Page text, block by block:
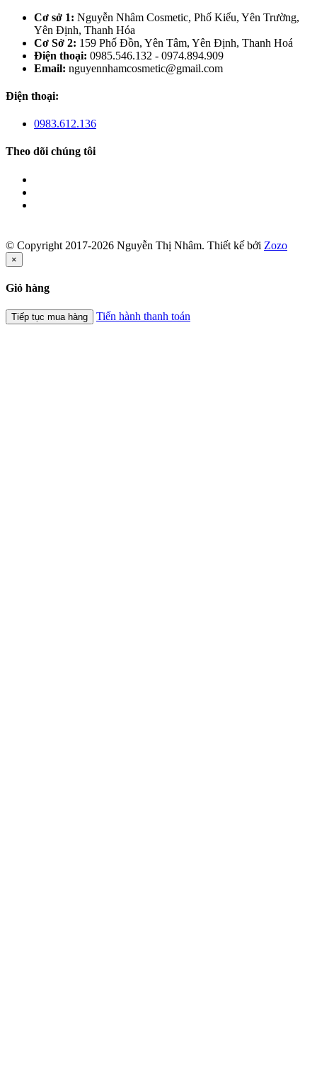
Cơ sở 1: Nguyễn Nhâm Cosmetic, Phố Kiểu, Yên Trường,
Yên Định, Thanh Hóa
Cơ Sở 2: 159 Phố Đồn, Yên Tâm, Yên Định, Thanh Hoá
Điện thoại: 0985.546.132 - 0974.894.909
Email: nguyennhamcosmetic@gmail.com
Điện thoại:
0983.612.136
Theo dõi chúng tôi
© Copyright 2017-2026 Nguyễn Thị Nhâm. Thiết kế bởi Zozo
×
Giỏ hàng
Tiếp tục mua hàng Tiến hành thanh toán